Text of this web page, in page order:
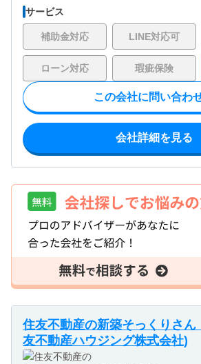
サービス
補助金対応 LINE対応可
ローン対応 瑕疵保険
この会社に問い合わ
会社詳細を見る
住友不動産の新築そっくりさん
友不動産ハウジング株式会社)